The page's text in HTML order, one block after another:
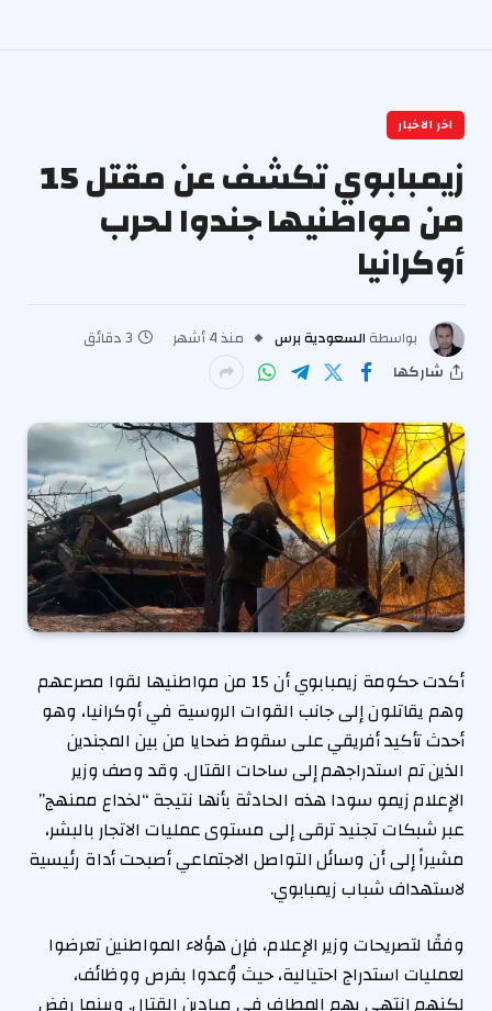
اخر الاخبار
زيمبابوي تكشف عن مقتل 15
من مواطنيها جندوا لحرب
أوكرانيا
بواسطة السعودية برس منذ 4 أشهر
3 دقائق
شاركها
أكدت حكومة زيمبابوي أن 15 من مواطنيها لقوا مصرعهم
وهم يقاتلون إلى جانب القوات الروسية في أوكرانيا، وهو
أحدث تأكيد أفريقي على سقوط ضحايا من بين المجندين
الذين تم استدراجهم إلى ساحات القتال. وقد وصف وزير
الإعلام زيمو سودا هذه الحادثة بأنها نتيجة “لخداع ممنهج”
عبر شبكات تجنيد ترقى إلى مستوى عمليات الاتجار بالبشر،
مشيراً إلى أن وسائل التواصل الاجتماعي أصبحت أداة رئيسية
لاستهداف شباب زيمبابوي.
وفقًا لتصريحات وزير الإعلام، فإن هؤلاء المواطنين تعرضوا
لعمليات استدراج احتيالية، حيث وُعدوا بفرص ووظائف،